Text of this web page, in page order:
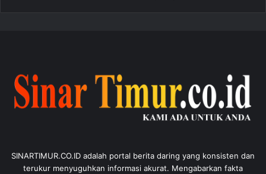
SINARTIMUR.CO.ID adalah portal berita daring yang konsisten dan
terukur menyuguhkan informasi akurat. Mengabarkan fakta